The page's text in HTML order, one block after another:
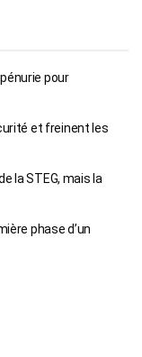
pour
et freinent les
la STEG, mais la
phase d’un